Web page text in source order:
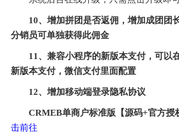
10、增加拼团是否返佣，增加成团团
分销员可单独获得此佣金
11、兼容小程序的新版本支付，可以
新版本支付，微信支付里面配置
12、增加移动端登录隐私协议
CRMEB单商户标准版【源码+官方授
击前往